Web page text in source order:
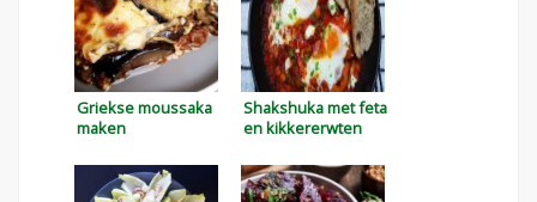
Griekse moussaka
maken
Shakshuka met feta
en kikkererwten